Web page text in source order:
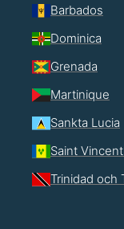
Barbados
Dominica
Grenada
Martinique
Sankta Lucia
Saint
Trinidad och